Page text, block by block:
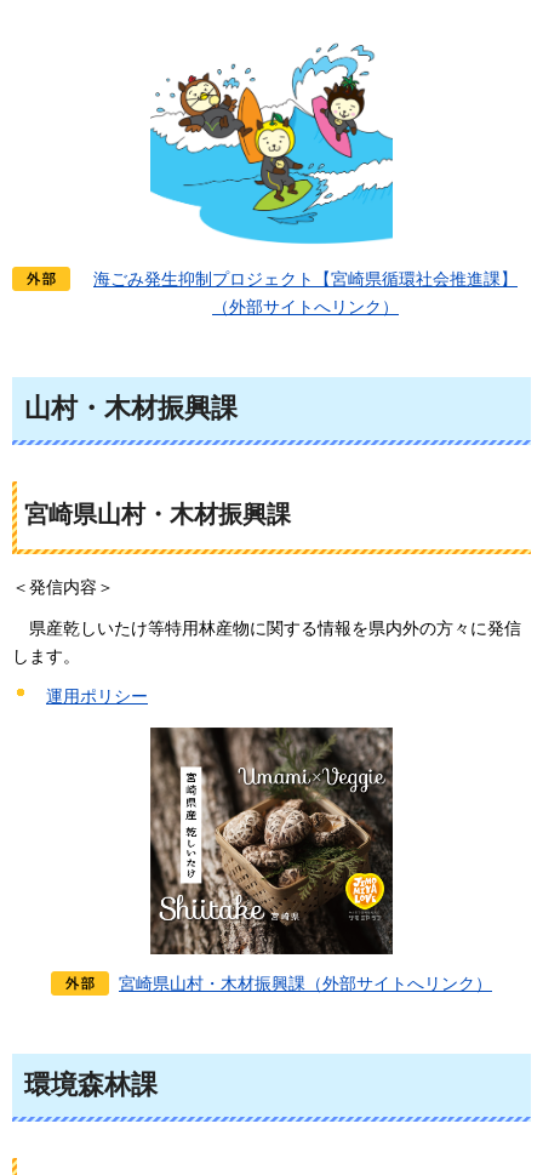
海ごみ発生抑制プロジェクト【宮崎県循環社会推進課】
（外部サイトへリンク）
山村・木材振興課
宮崎県山村・木材振興課
＜発信内容＞
県産乾しいたけ等特用林産物に関する情報を県内外の方々に発信
します。
運用ポリシー
宮崎県山村・木材振興課（外部サイトへリンク）
環境森林課